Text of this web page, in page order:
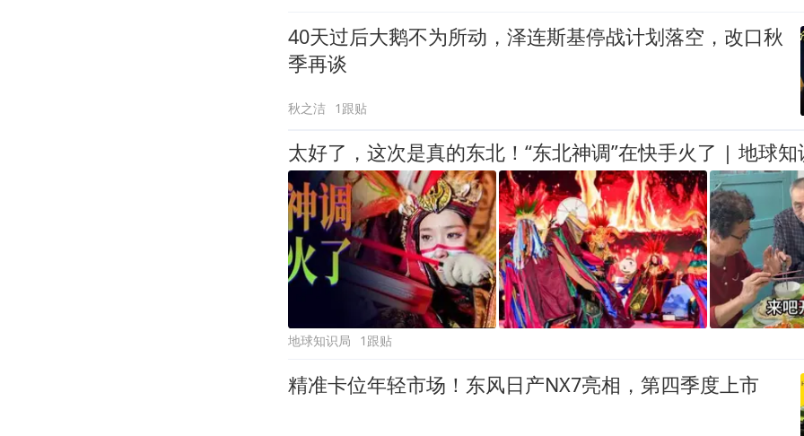
40天过后大鹅不为所动，泽连斯基停战计划落空，改口秋
季再谈
秋之洁 1跟贴
太好了，这次是真的东北！“东北神调”在快手火了 | 地球知
地球知识局 1跟贴
精准卡位年轻市场！东风日产NX7亮相，第四季度上市